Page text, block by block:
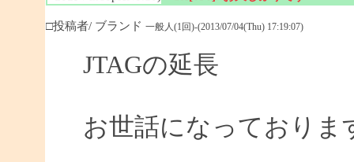
□投稿者/ ブランド 一般人(1回)-(2013/07/04(Thu) 17:19:07)
JTAGの延長
お世話になっておりま